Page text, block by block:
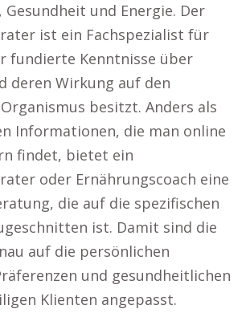
und Energie. Der
ist ein Fachspezialist für
fundierte Kenntnisse über
deren Wirkung auf den
besitzt. Anders als
Informationen, die man online
findet, bietet ein
oder Ernährungscoach eine
die auf die spezifischen
ist. Damit sind die
auf die persönlichen
und gesundheitlichen
Klienten angepasst.